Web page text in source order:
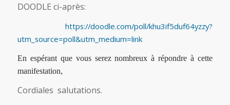
DOODLE ci-après:
https://doodle.com/poll/khu3if5duf64yzzy?
utm_source=poll&utm_medium=link
En espérant que vous serez nombreux à répondre à cette
manifestation,
Cordiales salutations.